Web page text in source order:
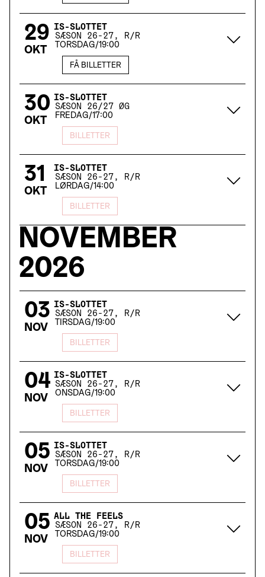
29
OKT
IS-SLOTTET
SÆSON 26-27, R/R
TORSDAG/19:00
FÅ BILLETTER
30
OKT
IS-SLOTTET
SÆSON 26/27 ØG
FREDAG/17:00
BILLETTER
31
OKT
IS-SLOTTET
SÆSON 26-27, R/R
LØRDAG/14:00
BILLETTER
NOVEMBER
2026
03
NOV
IS-SLOTTET
SÆSON 26-27, R/R
TIRSDAG/19:00
BILLETTER
04
NOV
IS-SLOTTET
SÆSON 26-27, R/R
ONSDAG/19:00
BILLETTER
05
NOV
IS-SLOTTET
SÆSON 26-27, R/R
TORSDAG/19:00
BILLETTER
05
NOV
ALL THE FEELS
SÆSON 26-27, R/R
TORSDAG/19:00
BILLETTER